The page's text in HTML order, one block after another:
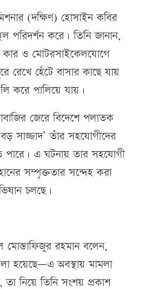
(দক্ষিণ) হোসাইন কবির
পরিদর্শন করে। তিনি জানান,
কার ও মোটরসাইকেলযোগে
রেখে হেঁটে বাসার কাছে যায়
করে পালিয়ে যায়।
জেরে বিদেশে পলাতক
সাজ্জাদ’ তাঁর সহযোগীদের
পারে। এ ঘটনায় তার সহযোগী
সম্পৃক্ততার সন্দেহ করা
চলছে।
মোস্তাফিজুর রহমান বলেন,
হয়েছে—এ অবস্থায় মামলা
নিয়ে তিনি সংশয় প্রকাশ